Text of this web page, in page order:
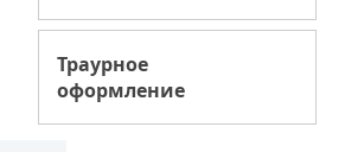
Траурное
оформление